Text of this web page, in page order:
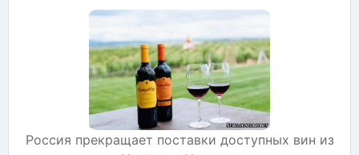
Россия прекращает поставки доступных вин из